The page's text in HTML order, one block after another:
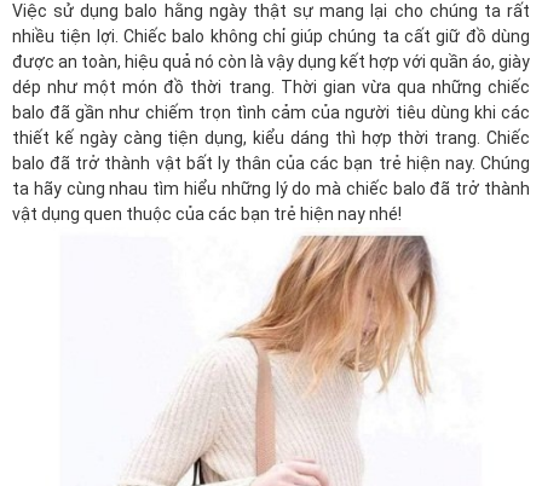
Việc sử dụng balo hằng ngày thật sự mang lại cho chúng ta rất
nhiều tiện lợi. Chiếc balo không chỉ giúp chúng ta cất giữ đồ dùng
được an toàn, hiệu quả nó còn là vậy dụng kết hợp với quần áo, giày
dép như một món đồ thời trang. Thời gian vừa qua những chiếc
balo đã gần như chiếm trọn tình cảm của người tiêu dùng khi các
thiết kế ngày càng tiện dụng, kiểu dáng thì hợp thời trang. Chiếc
balo đã trở thành vật bất ly thân của các bạn trẻ hiện nay. Chúng
ta hãy cùng nhau tìm hiểu những lý do mà chiếc balo đã trở thành
vật dụng quen thuộc của các bạn trẻ hiện nay nhé!